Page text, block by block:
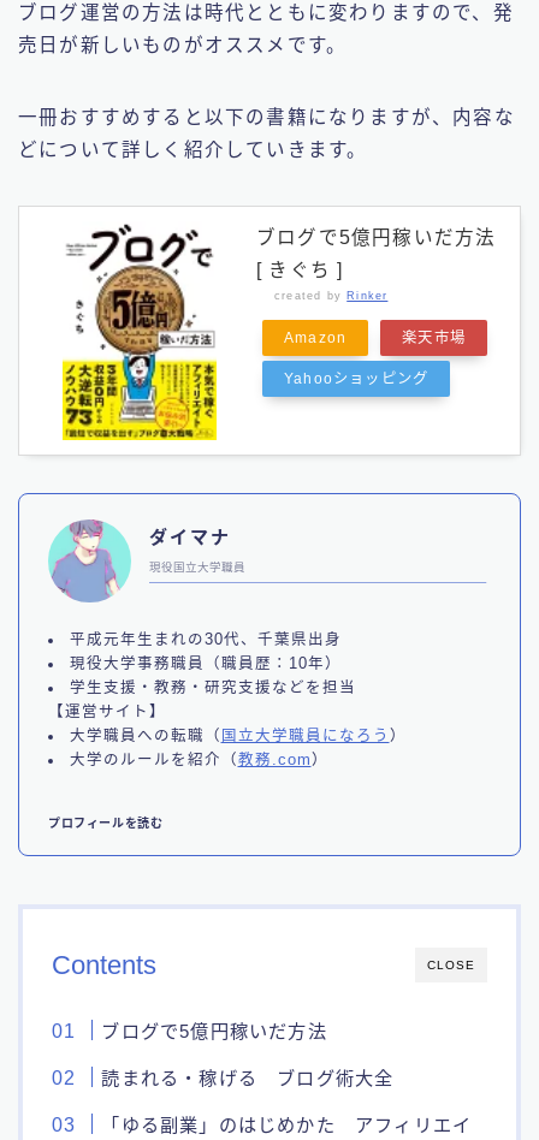
ブログ運営の方法は時代とともに変わりますので、発
売日が新しいものがオススメです。
一冊おすすめすると以下の書籍になりますが、内容な
どについて詳しく紹介していきます。
ブログで5億円稼いだ方法
[ きぐち ]
created by Rinker
Amazon 楽天市場
Yahooショッピング
ダイマナ
現役国立大学職員
平成元年生まれの30代、千葉県出身
現役大学事務職員（職員歴：10年）
学生支援・教務・研究支援などを担当
【運営サイト】
大学職員への転職（ 国立大学職員になろう ）
大学のルールを紹介（教務.com ）
プロフィールを読む
CLOSE
Contents
ブログで5億円稼いだ方法
読まれる・稼げる ブログ術大全
「ゆる副業」のはじめかた アフィリエイ